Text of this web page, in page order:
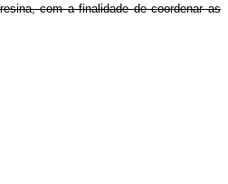
com a finalidade de coordenar as